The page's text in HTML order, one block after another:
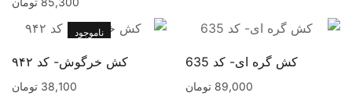
کش گره ای- کد 635
89,000 تومان
ناموجود
کش خرگوش- کد ۹۴۲
38,100 تومان